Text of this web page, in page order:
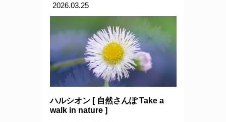
2026.03.25
ハルシオン [ 自然さんぽ Take a
walk in nature ]